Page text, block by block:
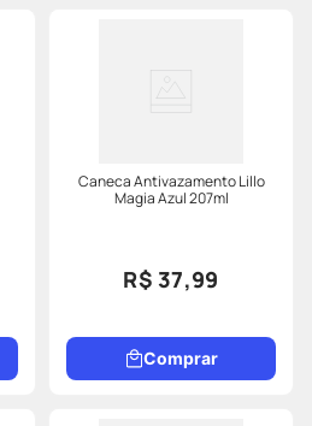
Caneca Antivazamento Lillo
Magia Azul 207ml
R$ 37,99
Comprar